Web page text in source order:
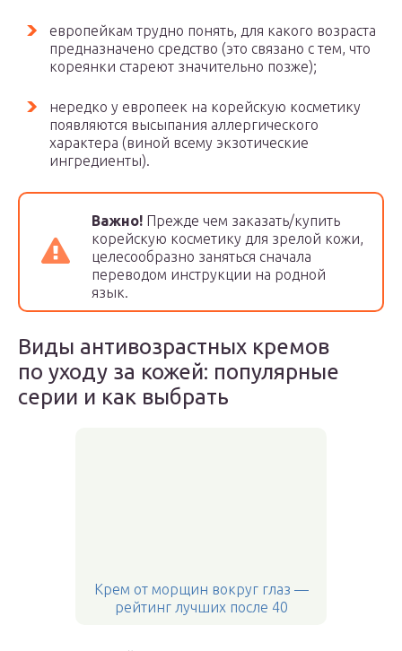
европейкам трудно понять, для какого возраста
предназначено средство (это связано с тем, что
кореянки стареют значительно позже);
нередко у европеек на корейскую косметику
появляются высыпания аллергического
характера (виной всему экзотические
ингредиенты).
Важно! Прежде чем заказать/купить
корейскую косметику для зрелой кожи,
целесообразно заняться сначала
переводом инструкции на родной
язык.
Виды антивозрастных кремов
по уходу за кожей: популярные
серии и как выбрать
Крем от морщин вокруг глаз —
рейтинг лучших после 40